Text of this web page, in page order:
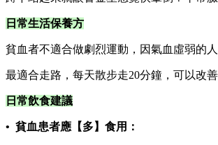
日常生活保養方
貧血者不適合做劇烈運動，因氣血虛弱的
最適合走路，每天散步走20分鐘，可以改善
日常飲食建議
• 貧血患者應【多】食用：